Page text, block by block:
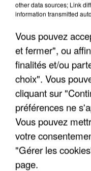
7h56
Une touriste de
boue en Haute-
Son corps a été
other data sources; Link
information transmitted
Vous pouvez
et fermer", ou
finalités et/ou
choix". Vous
cliquant sur
préférences ne
Vous pouvez
votre
"Gérer les
page.